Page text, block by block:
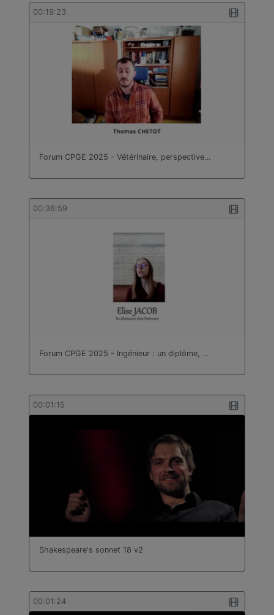
00:19:23
Forum CPGE 2025 - Vétérinaire, perspective…
00:36:59
Forum CPGE 2025 - Ingénieur : un diplôme, …
00:01:15
Shakespeare's sonnet 18 v2
00:01:24
bâtiment
Technologie
Travail des métaux en feuilles